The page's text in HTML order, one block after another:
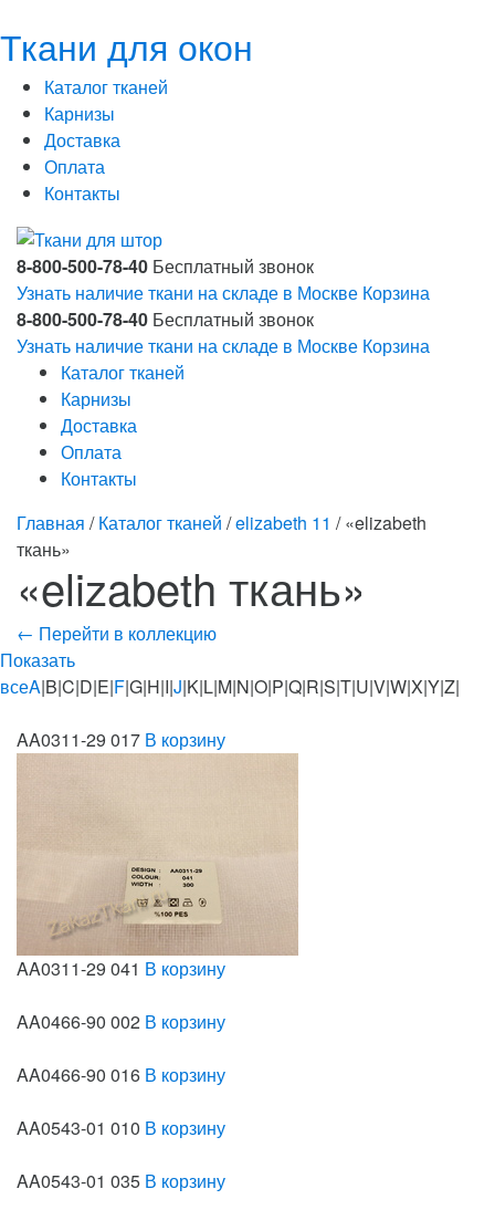
Ткани для окон
Каталог тканей
Карнизы
Доставка
Оплата
Контакты
8-800-500-78-40 Бесплатный звонок
Узнать наличие ткани на складе в Москве Корзина
8-800-500-78-40 Бесплатный звонок
Узнать наличие ткани на складе в Москве Корзина
Каталог тканей
Карнизы
Доставка
Оплата
Контакты
Главная /Каталог тканей /elizabeth 11 / «elizabeth
ткань»
«elizabeth ткань»
← Перейти в коллекцию
Показать
всеA|B|C|D|E|F|G|H|I|J|K|L|M|N|O|P|Q|R|S|T|U|V|W|X|Y|Z|
AA0311-29 017 В корзину
AA0311-29 041 В корзину
AA0466-90 002 В корзину
AA0466-90 016 В корзину
AA0543-01 010 В корзину
AA0543-01 035 В корзину